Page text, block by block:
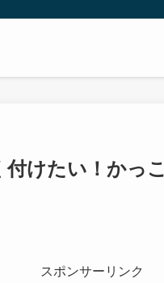
けたい！かっ
スポンサーリンク